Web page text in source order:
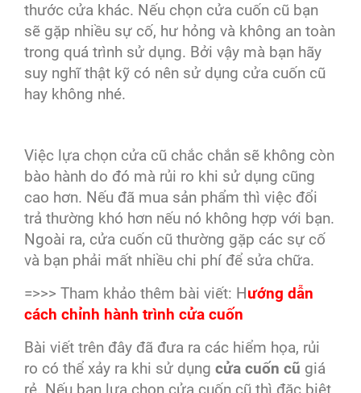
thước cửa khác. Nếu chọn cửa cuốn cũ bạn
sẽ gặp nhiều sự cố, hư hỏng và không an toàn
trong quá trình sử dụng. Bởi vậy mà bạn hãy
suy nghĩ thật kỹ có nên sử dụng cửa cuốn cũ
hay không nhé.
Việc lựa chọn cửa cũ chắc chắn sẽ không còn
bào hành do đó mà rủi ro khi sử dụng cũng
cao hơn. Nếu đã mua sản phẩm thì việc đổi
trả thường khó hơn nếu nó không hợp với bạn.
Ngoài ra, cửa cuốn cũ thường gặp các sự cố
và bạn phải mất nhiều chi phí để sửa chữa.
=>>> Tham khảo thêm bài viết: H ướng dẫn
cách chỉnh hành trình cửa cuốn
Bài viết trên đây đã đưa ra các hiểm họa, rủi
ro có thể xảy ra khi sử dụng cửa cuốn cũ giá